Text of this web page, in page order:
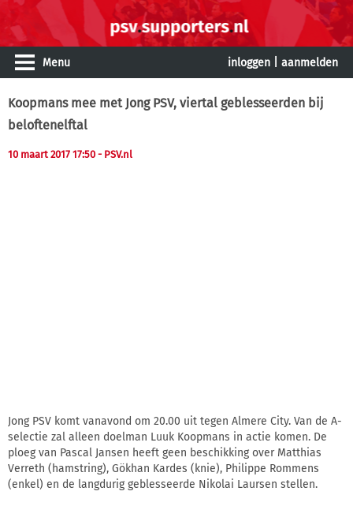
Menu inloggen aanmelden
Koopmans mee met Jong PSV, viertal geblesseerden bij
beloftenelftal
10 maart 2017 17:50 - PSV.nl
Jong PSV komt vanavond om 20.00 uit tegen Almere City. Van de A-
selectie zal alleen doelman Luuk Koopmans in actie komen. De
ploeg van Pascal Jansen heeft geen beschikking over Matthias
Verreth (hamstring), Gökhan Kardes (knie), Philippe Rommens
(enkel) en de langdurig geblesseerde Nikolai Laursen stellen.